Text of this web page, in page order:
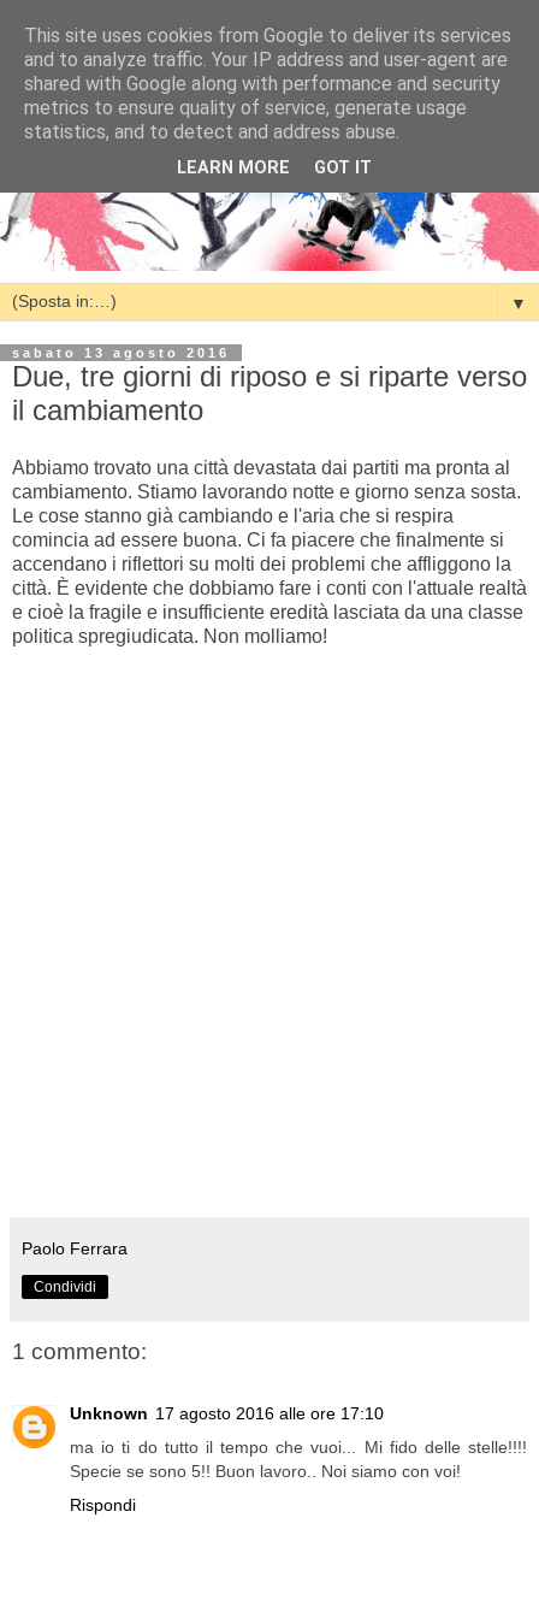
▼
sabato 13 agosto 2016
Due, tre giorni di riposo e si riparte verso
il cambiamento
Abbiamo trovato una città devastata dai partiti ma pronta al
cambiamento. Stiamo lavorando notte e giorno senza sosta.
Le cose stanno già cambiando e l'aria che si respira
comincia ad essere buona. Ci fa piacere che finalmente si
accendano i riflettori su molti dei problemi che affliggono la
città. È evidente che dobbiamo fare i conti con l'attuale realtà
e cioè la fragile e insufficiente eredità lasciata da una classe
politica spregiudicata. Non molliamo!
Paolo Ferrara
Condividi
1 commento:
Unknown 17 agosto 2016 alle ore 17:10
ma io ti do tutto il tempo che vuoi... Mi fido delle stelle!!!!
Specie se sono 5!! Buon lavoro.. Noi siamo con voi!
Rispondi
This site uses cookies from Google to deliver its services
and to analyze traffic. Your IP address and user-agent are
shared with Google along with performance and security
metrics to ensure quality of service, generate usage
statistics, and to detect and address abuse.
LEARN MORE GOT IT